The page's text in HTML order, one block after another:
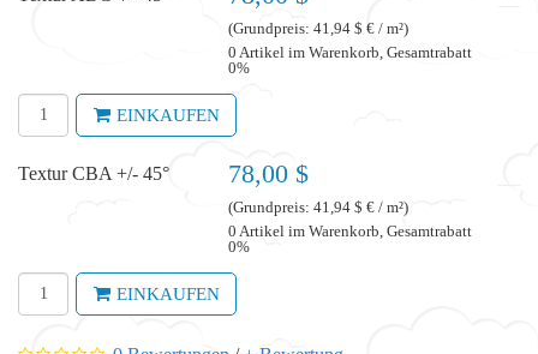
(Grundpreis: 41,94 $ € / m²)
0 Artikel im Warenkorb, Gesamtrabatt
0%
EINKAUFEN
Textur CBA +/- 45° 78,00 $
(Grundpreis: 41,94 $ € / m²)
0 Artikel im Warenkorb, Gesamtrabatt
0%
EINKAUFEN